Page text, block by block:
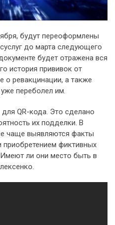
будут переоформлены
до марта следующего
будет отражена вся
история прививок от
о ревакцинации, а также
переболел им.
QR-кода. Это сделано
их подделки. В
чаще выявляются факты
фиктивных
ли они место быть в